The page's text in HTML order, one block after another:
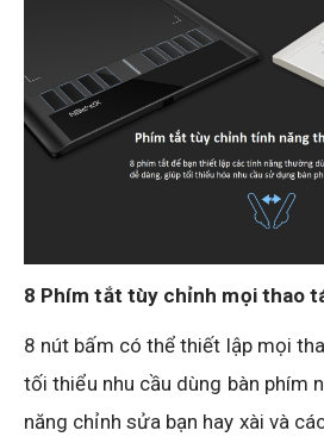
8 Phím tắt tùy chỉnh mọi thao
8 nút bấm có thể thiết lập mọi
tối thiểu nhu cầu dùng bàn phím
năng chỉnh sửa bạn hay xài và